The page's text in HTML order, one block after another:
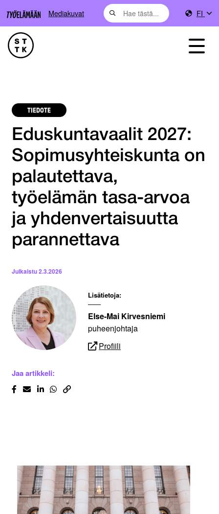
Mediakuvat FI
TIEDOTE
Eduskuntavaalit 2027:
Sopimusyhteiskunta on
palautettava,
työelämän tasa-arvoa
ja yhdenvertaisuutta
parannettava
Julkaistu2.3.2026
Lisätietoja:
Else-Mai Kirvesniemi
puheenjohtaja
Profiili
Jaa artikkeli: